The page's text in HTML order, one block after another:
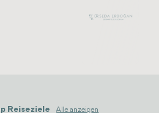
Reiseziele Alle anzeigen